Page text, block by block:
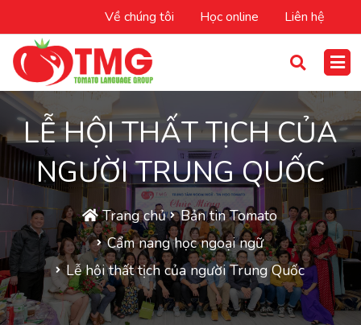
Về chúng tôi Học online Liên hệ
LỄ HỘI THẤT TỊCH CỦA
NGƯỜI TRUNG QUỐC
Trang chủ
Bản tin Tomato
Cẩm nang học ngoại ngữ
Lễ hội thất tịch của người Trung Quốc